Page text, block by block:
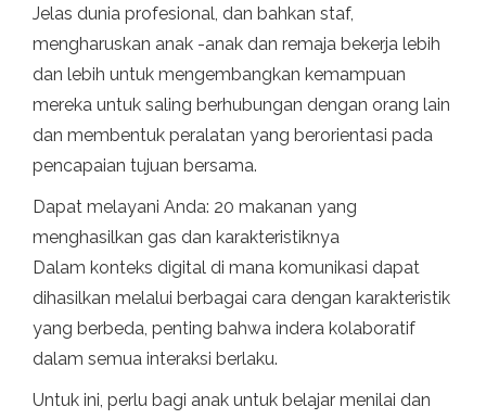
Jelas dunia profesional, dan bahkan staf,
mengharuskan anak -anak dan remaja bekerja lebih
dan lebih untuk mengembangkan kemampuan
mereka untuk saling berhubungan dengan orang lain
dan membentuk peralatan yang berorientasi pada
pencapaian tujuan bersama.
Dapat melayani Anda: 20 makanan yang
menghasilkan gas dan karakteristiknya
Dalam konteks digital di mana komunikasi dapat
dihasilkan melalui berbagai cara dengan karakteristik
yang berbeda, penting bahwa indera kolaboratif
dalam semua interaksi berlaku.
Untuk ini, perlu bagi anak untuk belajar menilai dan